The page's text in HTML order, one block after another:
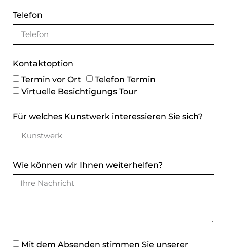
Telefon
Kontaktoption
Termin vor Ort
Telefon Termin
Virtuelle Besichtigungs Tour
Für welches Kunstwerk interessieren Sie sich?
Wie können wir Ihnen weiterhelfen?
Mit dem Absenden stimmen Sie unserer